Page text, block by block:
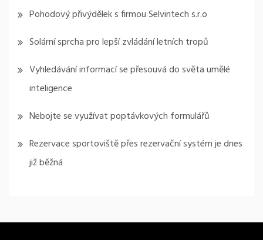
Pohodový přivýdělek s firmou Selvintech s.r.o
Solární sprcha pro lepší zvládání letních tropů
Vyhledávání informací se přesouvá do světa umělé
inteligence
Nebojte se využívat poptávkových formulářů
Rezervace sportoviště přes rezervační systém je dnes
již běžná